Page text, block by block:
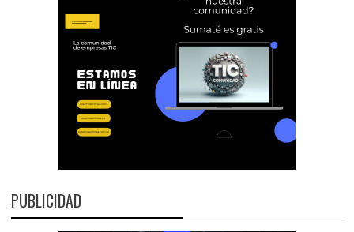
PUBLICIDAD